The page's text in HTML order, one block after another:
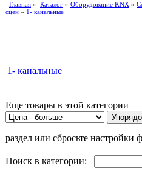
Главная » Каталог » Оборудование KNX »
сцен » 1- канальные
1- канальные
Еще товары в этой категории
раздел или сбросьте настройки
Поиск в категории: